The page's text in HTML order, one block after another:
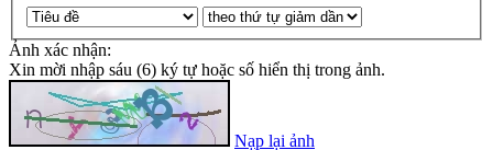
Ảnh xác nhận:
Xin mời nhập sáu (6) ký tự hoặc số hiển thị trong ảnh.
Nạp lại ảnh